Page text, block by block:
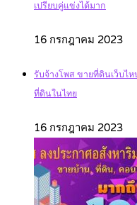
เปรียบคู่แข่งได้มาก
16 กรกฎาคม 2023
รับจ้างโพส ขายที่ดินเว็บไ
ที่ดินในไทย
16 กรกฎาคม 2023